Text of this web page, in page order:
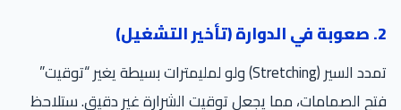
2. صعوبة في الدوارة (تأخير التشغيل)
تمدد السير (Stretching) ولو لمليمترات بسيطة يغير “توقيت”
فتح الصمامات، مما يجعل توقيت الشرارة غير دقيق. ستلاحظ